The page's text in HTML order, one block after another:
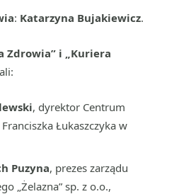
: Katarzyna Bujakiewicz.
Zdrowia” i „Kuriera
, dyrektor Centrum
Łukaszczyka w
Puzyna, prezes zarządu
„Żelazna” sp. z o.o.,